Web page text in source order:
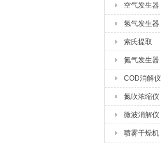
空气发生器
氢气发生器
索氏提取
氮气发生器
COD消解仪
氮吹浓缩仪
微波消解仪
喷雾干燥机